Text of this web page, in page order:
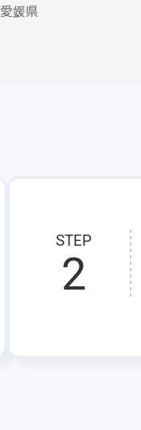
愛媛県
STEP
2